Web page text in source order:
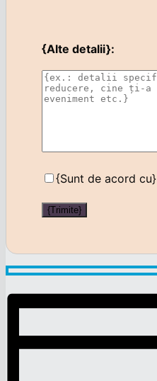
{Alte detalii}:
{Sunt de acord cu}